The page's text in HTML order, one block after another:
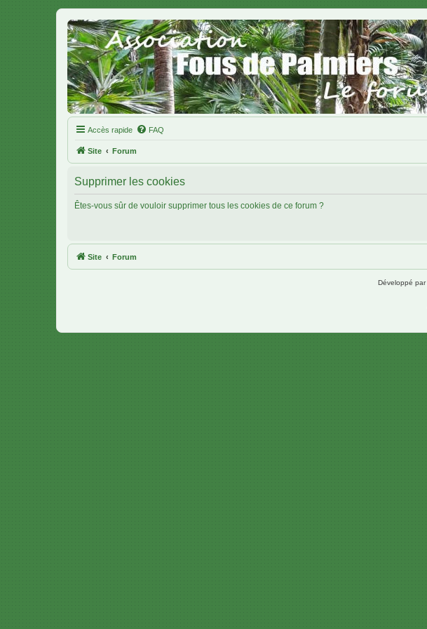
Accès rapide FAQ
Site Forum
Supprimer les cookies
Êtes-vous sûr de vouloir supprimer tous les cookies de ce forum ?
Site Forum
Développé par